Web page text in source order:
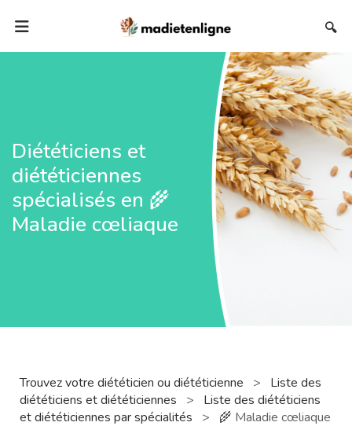
🔍
Diététiciens et
diététiciennes
spécialisés en 🌾
Maladie cœliaque
Trouvez votre diététicien ou diététicienne >
Liste des
diététiciens et diététiciennes
>
Liste des diététiciens
et diététiciennes par spécialités
>
🌾 Maladie cœliaque